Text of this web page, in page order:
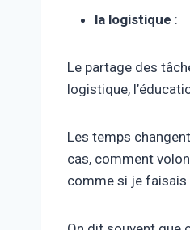
la logistique :
Le partage des
logistique,
Les temps
cas, comment
comme si je faisais